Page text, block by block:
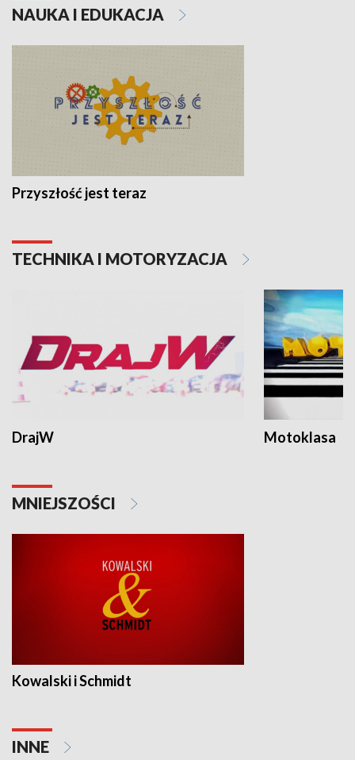
NAUKA I EDUKACJA
Przyszłość jest teraz
TECHNIKA I MOTORYZACJA
DrajW Motoklasa
MNIEJSZOŚCI
Kowalski i Schmidt
INNE